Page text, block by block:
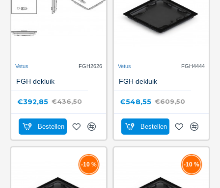
Vetus FGH2626
FGH dekluik
€392,85 €436,50
Bestellen
Vetus FGH4444
FGH dekluik
€548,55 €609,50
Bestellen
-10 % -10 %